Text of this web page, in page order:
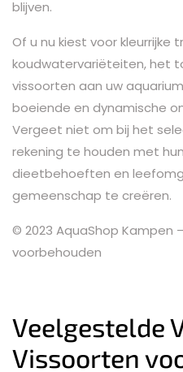
blijven.
Of u nu kiest voor kleurrijke
koudwatervariëteiten, het
vissoorten aan uw
boeiende en dynamische
Vergeet niet om bij het
rekening te houden met
dieetbehoeften en
gemeenschap te creëren.
© 2023 AquaShop Kampen
voorbehouden
Veelgestelde
Vissoorten